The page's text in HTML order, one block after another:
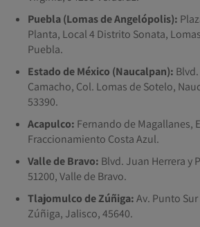
Puebla (Lomas de Angelópolis):
Planta, Local 4 Distrito Sonata,
Puebla.
Estado de México (Naucalpan):
Camacho, Col. Lomas de Sotelo,
53390.
Acapulco: Fernando de Magallanes,
Fraccionamiento Costa Azul.
Valle de Bravo: Blvd. Juan Herrera y
51200, Valle de Bravo.
Tlajomulco de Zúñiga:Av. Punto
Zúñiga, Jalisco, 45640.